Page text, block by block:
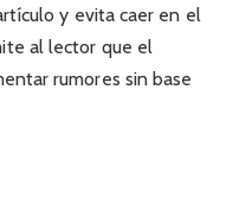
y evita caer en el
al lector que el
rumores sin base